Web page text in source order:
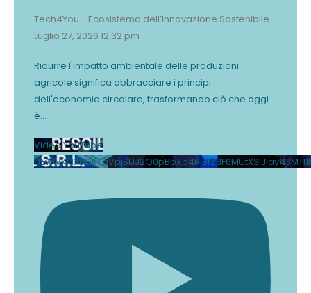
Tech4You - Ecosistema dell’Innovazione Sostenibile
Luglio 27, 2026 12:32 pm
Ridurre l'impatto ambientale delle produzioni
agricole significa abbracciare i principi
dell'economia circolare, trasformando ciò che oggi
è...
Video YouTube